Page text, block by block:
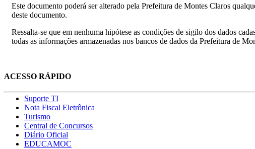
Este documento poderá ser alterado pela Prefeitura de Montes Claros
deste documento.
Ressalta-se que em nenhuma hipótese as condições de sigilo dos dados
todas as informações armazenadas nos bancos de dados da Prefeitura de
ACESSO RÁPIDO
Suporte TI
Nota Fiscal Eletrônica
Turismo
Central de Concursos
Diário Oficial
EDUCAMOC